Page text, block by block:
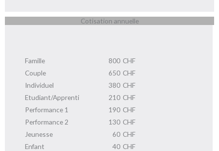
Cotisation annuelle
Famille
Couple
Individuel
Etudiant/Apprenti
Performance 1
Performance 2
Jeunesse
Enfant
800
650
380
210
190
130
60
40
CHF
CHF
CHF
CHF
CHF
CHF
CHF
CHF